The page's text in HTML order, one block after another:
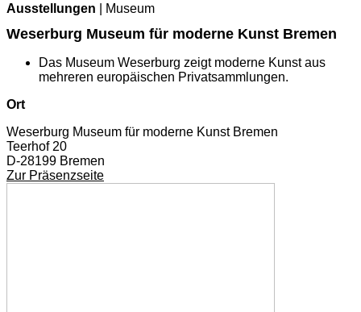
Ausstellungen | Museum
Weserburg Museum für moderne Kunst Bremen
Das Museum Weserburg zeigt moderne Kunst aus
mehreren europäischen Privatsammlungen.
Ort
Weserburg Museum für moderne Kunst Bremen
Teerhof 20
D-28199 Bremen
Zur Präsenzseite